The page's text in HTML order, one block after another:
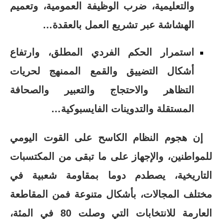
والتعليمية، ضرب الوظيفة العمومية، وتعميم
الهشاشة عبر تشريع العمل بالعقدة…
استمرار الحكم الفردي المطلق، وارتفاع
أشكال التضييق والقمع الممنهج لحريات
التظاهر والاحتجاج والتعبير والصحافة
المستقلة والتدوينات الفايسبوكية…
إن هجوم النظام الكاسح على القوت اليومي
للمواطنين، والإجهاز على ما تبقى من المكتسبات
التاريخية، يصطدم دوما بمقاومة شعبية في
مختلف المجالات، بأشكال متنوعة فمن المقاطعة
العارمة للانتخابات التي وصلت 80 في المئة،